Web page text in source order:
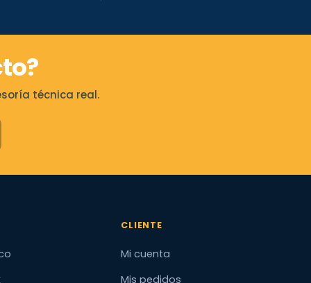
técnica real.
CLIENTE
Mi cuenta
Mis pedidos